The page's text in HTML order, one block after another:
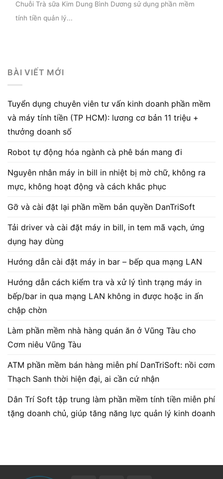
Chuỗi Trà sữa Kim Dung Bình Dương sử dụng phần mềm
tính tiền quản lý...
BÀI VIẾT MỚI
Tuyển dụng chuyên viên tư vấn kinh doanh phần mềm
và máy tính tiền (TP HCM): lương cơ bản 11 triệu +
thưởng doanh số
Robot tự động hóa ngành cà phê bán mang đi
Nguyên nhân máy in bill in nhiệt bị mờ chữ, không ra
mực, không hoạt động và cách khắc phục
Gỡ và cài đặt lại phần mềm bản quyền DanTriSoft
Tải driver và cài đặt máy in bill, in tem mã vạch, ứng
dụng hay dùng
Hướng dẫn cài đặt máy in bar – bếp qua mạng LAN
Hướng dẫn cách kiểm tra và xử lý tình trạng máy in
bếp/bar in qua mạng LAN không in được hoặc in ấn
chập chờn
Làm phần mềm nhà hàng quán ăn ở Vũng Tàu cho
Cơm niêu Vũng Tàu
ATM phần mềm bán hàng miễn phí DanTriSoft: nồi cơm
Thạch Sanh thời hiện đại, ai cần cứ nhận
Dân Trí Soft tập trung làm phần mềm tính tiền miễn phí
tặng doanh chủ, giúp tăng năng lực quản lý kinh doanh